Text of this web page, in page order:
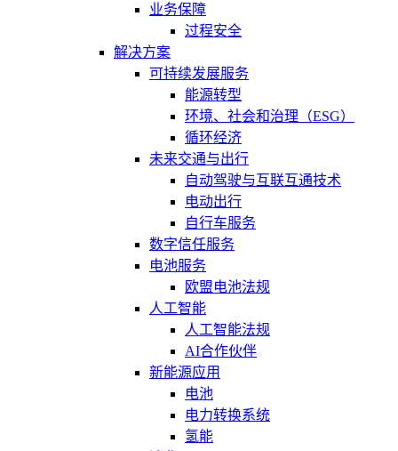
业务保障
过程安全
解决方案
可持续发展服务
能源转型
环境、社会和治理（ESG）
循环经济
未来交通与出行
自动驾驶与互联互通技术
电动出行
自行车服务
数字信任服务
电池服务
欧盟电池法规
人工智能
人工智能法规
AI合作伙伴
新能源应用
电池
电力转换系统
氢能